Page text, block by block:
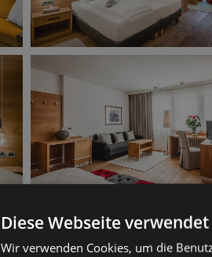
Diese Webseite
Wir verwenden Cookies, um die